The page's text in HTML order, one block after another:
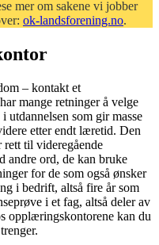
mer om sakene vi jobber
ok-landsforening.no.
– kontakt et
mange retninger å velge
utdannelsen som gir masse
etter endt læretid. Den
til videregående
ord, de kan bruke
for de som også ønsker
i bedrift, altså fire år som
i et fag, altså deler av
opplæringskontorene kan du